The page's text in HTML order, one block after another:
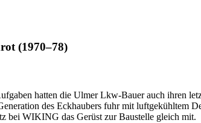
(1970–78)
hatten die Ulmer Lkw-Bauer auch ihren
des Eckhaubers fuhr mit luftgekühltem
bei WIKING das Gerüst zur Baustelle gleich mit.